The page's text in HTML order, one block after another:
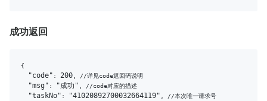
成功返回
{
"code" : 200 , //详见code返回码说明
"msg" : "成功" , //code对应的描述
"taskNo" : "41020892700032664119" , //本次唯一请求号